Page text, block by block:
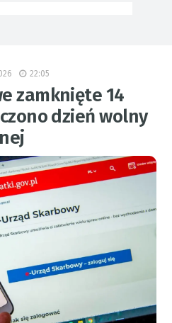
22:05
zamknięte 14
dzień wolny